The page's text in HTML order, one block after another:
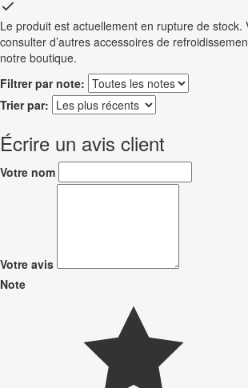
Le produit est actuellement en rupture de stock.
consulter d’autres accessoires de
notre boutique.
Filtrer par note:
Trier par:
Écrire un avis client
Votre nom
Votre avis
Note